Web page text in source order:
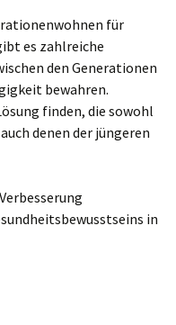
für
es zahlreiche
den Generationen
bewahren.
finden, die sowohl
denen der jüngeren
in